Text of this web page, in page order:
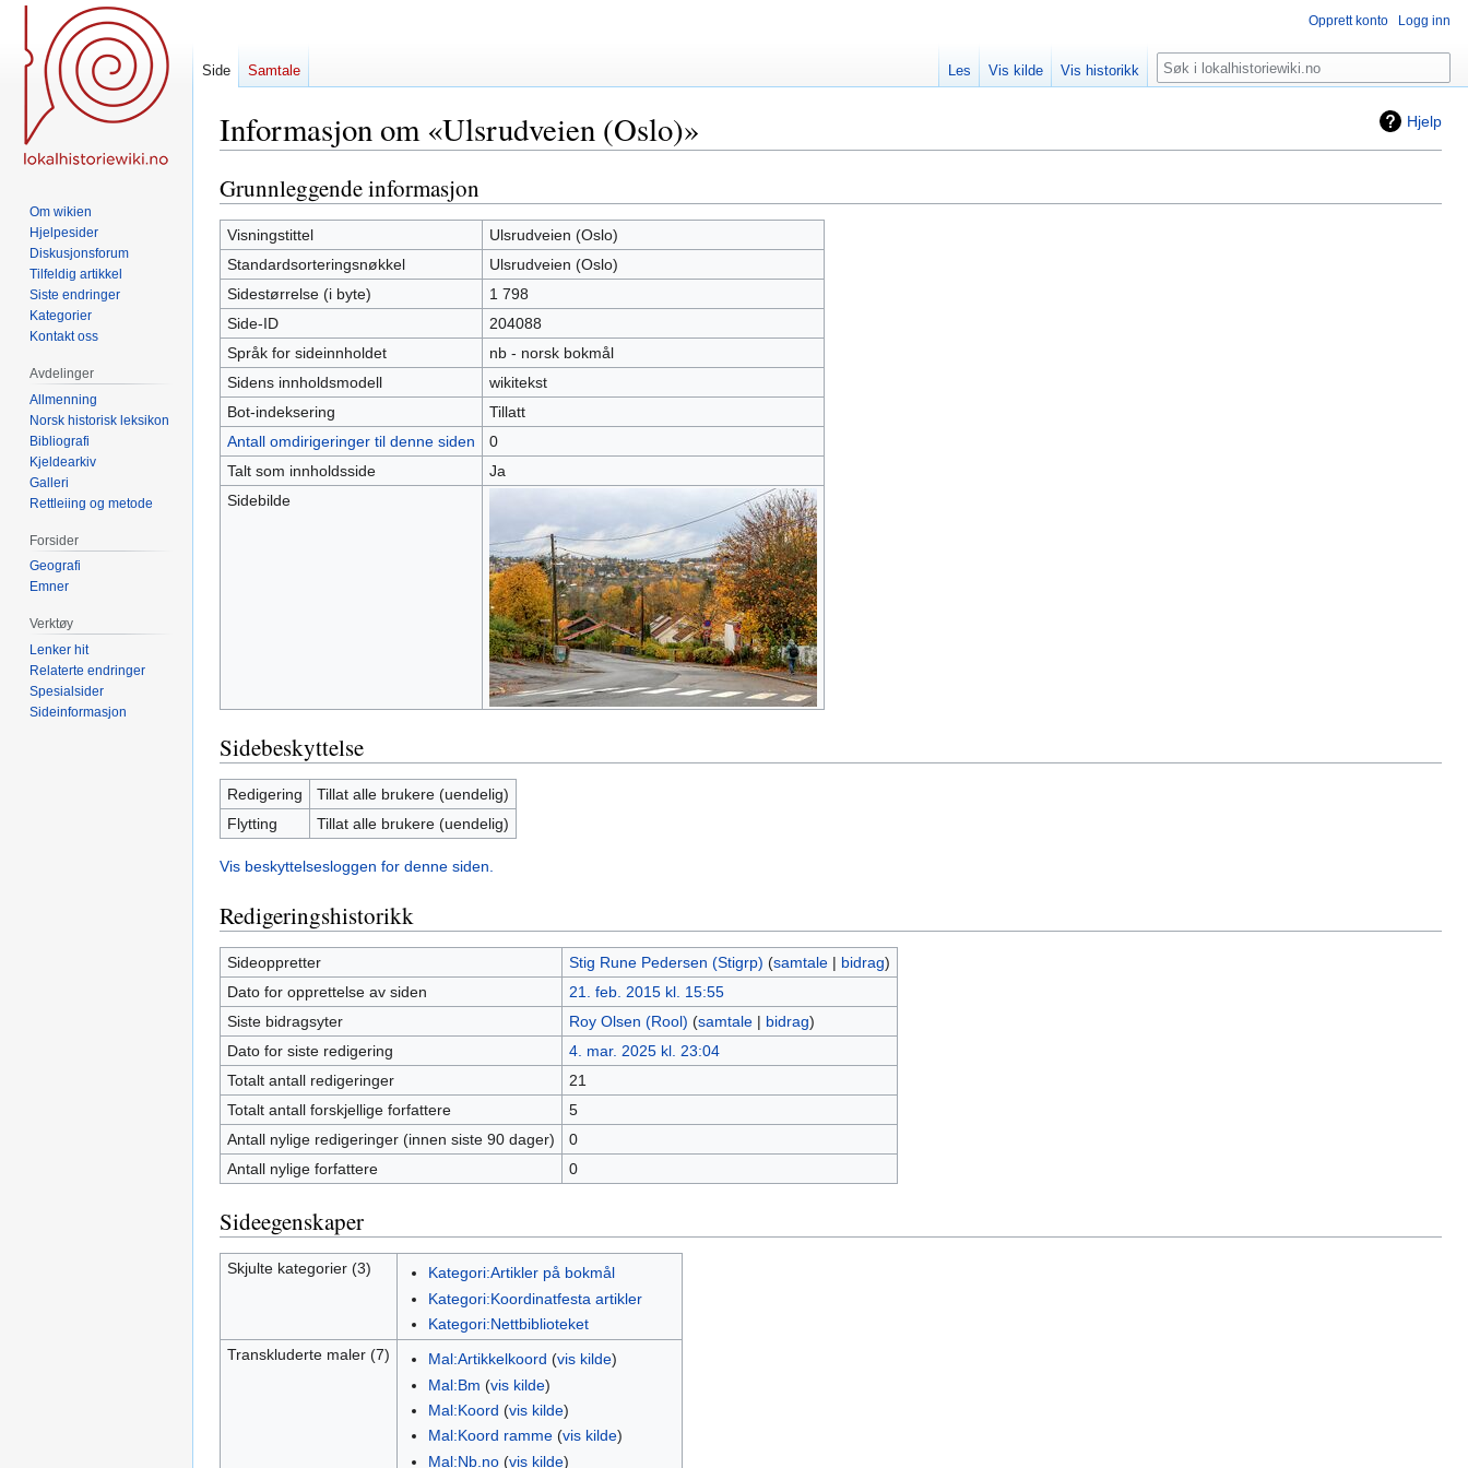
Hjelp
Informasjon om «Ulsrudveien (Oslo)»
Hopp
til
navigering
Hopp
til
søk
Grunnleggende informasjon
Visningstittel
Ulsrudveien (Oslo)
Standardsorteringsnøkkel
Ulsrudveien (Oslo)
Sidestørrelse (i byte)
1 798
Side-ID
204088
Språk for sideinnholdet
nb - norsk bokmål
Sidens innholdsmodell
wikitekst
Bot-indeksering
Tillatt
Antall omdirigeringer til denne siden
0
Talt som innholdsside
Ja
Sidebilde
Sidebeskyttelse
Redigering
Tillat alle brukere (uendelig)
Flytting
Tillat alle brukere (uendelig)
Vis beskyttelsesloggen for denne siden.
Redigeringshistorikk
Sideoppretter Stig Rune Pedersen (Stigrp) (samtale| bidrag)
Dato for opprettelse av siden
21. feb. 2015 kl. 15:55
Siste bidragsyter
Roy Olsen (Rool) (samtale| bidrag)
Dato for siste redigering
4. mar. 2025 kl. 23:04
Totalt antall redigeringer
21
Totalt antall forskjellige forfattere
5
Antall nylige redigeringer (innen siste 90 dager)
0
Antall nylige forfattere
0
Sideegenskaper
Skjulte kategorier (3)
Kategori:Artikler på bokmål
Kategori:Koordinatfesta artikler
Kategori:Nettbiblioteket
Transkluderte maler (7)
Mal:Artikkelkoord (vis kilde)
Mal:Bm (vis kilde)
Mal:Koord (vis kilde)
Mal:Koord ramme(vis kilde)
Mal:Nb.no(vis kilde)
Opprett konto Logg inn
Side Samtale Les Vis kilde Vis historikk Søk
Om wikien
Hjelpesider
Diskusjonsforum
Tilfeldig artikkel
Siste endringer
Kategorier
Kontakt oss
Avdelinger
Allmenning
Norsk historisk leksikon
Bibliografi
Kjeldearkiv
Galleri
Rettleiing og metode
Forsider
Geografi
Emner
Verktøy
Lenker hit
Relaterte endringer
Spesialsider
Sideinformasjon